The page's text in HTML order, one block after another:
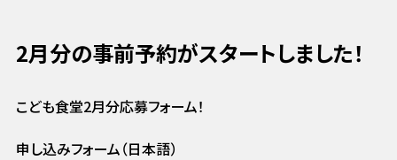
2月分の事前予約がスタートしました！
こども食堂2月分応募フォーム！
申し込みフォーム（日本語）